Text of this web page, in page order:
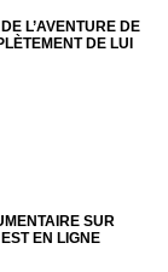
L’AVENTURE DE
DE LUI
SUR
EN LIGNE